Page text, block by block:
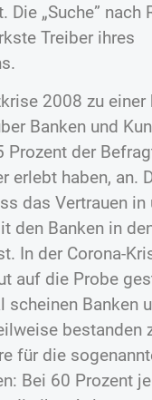
Die „Suche” nach
Treiber ihres
2008 zu
Banken und
Prozent der
erlebt haben, an.
das Vertrauen in
den Banken in
In der Corona-
auf die Probe
scheinen Banken
bestanden
für die
Bei 60 Prozent